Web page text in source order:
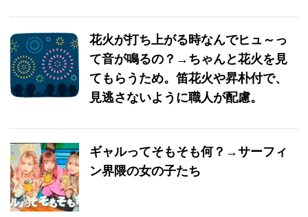
花火が打ち上がる時なんでヒュ～っ
て音が鳴るの？→ちゃんと花火を見
てもらうため。笛花火や昇朴付で、
見逃さないように職人が配慮。
ギャルってそもそも何？→サーフィ
ン界隈の女の子たち